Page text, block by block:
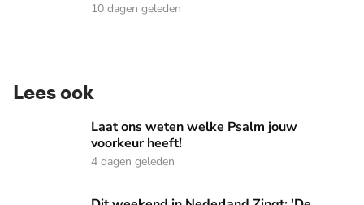
10 dagen geleden
Lees ook
Laat ons weten welke Psalm jouw voorkeur heeft!
Laat ons weten welke Psalm jouw
voorkeur heeft!
4 dagen geleden